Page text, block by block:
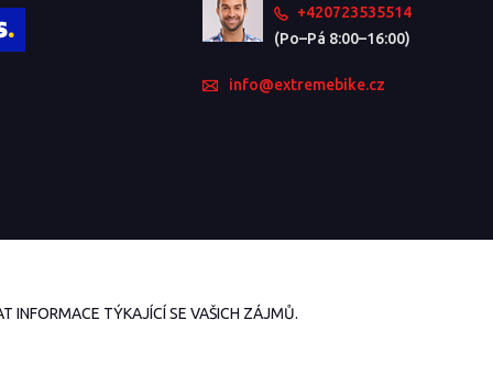
+420723535514
(Po–Pá 8:00–16:00)
info@extremebike.cz
INFORMACE TÝKAJÍCÍ SE VAŠICH ZÁJMŮ.